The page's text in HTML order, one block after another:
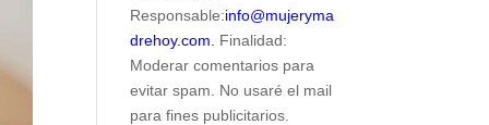
Responsable:info@mujeryma
drehoy.com.
Finalidad:
Moderar comentarios para
evitar spam. No usaré el mail
para fines publicitarios.